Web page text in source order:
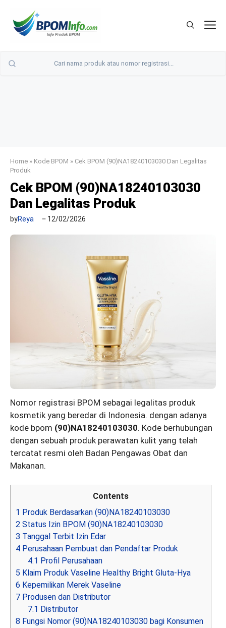
Home » Kode BPOM » Cek BPOM (90)NA18240103030 Dan Legalitas
Produk
Cek BPOM (90)NA18240103030
Dan Legalitas Produk
byReya 12/02/2026
Nomor registrasi BPOM sebagai legalitas produk
kosmetik yang beredar di Indonesia. dengan adanya
kode bpom (90)NA18240103030. Kode berhubungan
dengan sebuah produk perawatan kulit yang telah
tercatat resmi oleh Badan Pengawas Obat dan
Makanan.
Contents
1 Produk Berdasarkan (90)NA18240103030
2 Status Izin BPOM (90)NA18240103030
3 Tanggal Terbit Izin Edar
4 Perusahaan Pembuat dan Pendaftar Produk
4.1 Profil Perusahaan
5 Klaim Produk Vaseline Healthy Bright Gluta-Hya
6 Kepemilikan Merek Vaseline
7 Produsen dan Distributor
7.1 Distributor
8 Fungsi Nomor (90)NA18240103030 bagi Konsumen